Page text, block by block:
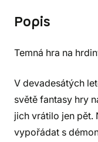
Popis
Temná hra na
V devadesátých
světě fantasy hry
jich vrátilo jen pět.
vypořádat s